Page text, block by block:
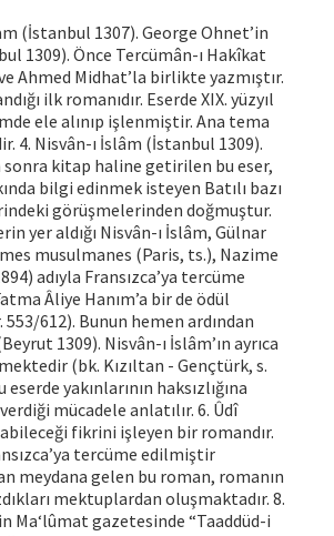
(İstanbul 1307). George Ohnet’in
1309). Önce Tercümân-ı Hakîkat
Ahmed Midhat’la birlikte yazmıştır.
ilk romanıdır. Eserde XIX. yüzyıl
ele alınıp işlenmiştir. Ana tema
4. Nisvân-ı İslâm (İstanbul 1309).
sonra kitap haline getirilen bu eser,
bilgi edinmek isteyen Batılı bazı
görüşmelerinden doğmuştur.
yer aldığı Nisvân-ı İslâm, Gülnar
musulmanes (Paris, ts.), Nazime
adıyla Fransızca’ya tercüme
Âliye Hanım’a bir de ödül
553/612). Bunun hemen ardından
1309). Nisvân-ı İslâm’ın ayrıca
(bk. Kızıltan - Gençtürk, s.
yakınlarının haksızlığına
mücadele anlatılır. 6. Ûdî
fikrini işleyen bir romandır.
tercüme edilmiştir
meydana gelen bu roman, romanın
mektuplardan oluşmaktadır. 8.
Ma‘lûmat gazetesinde “Taaddüd-i